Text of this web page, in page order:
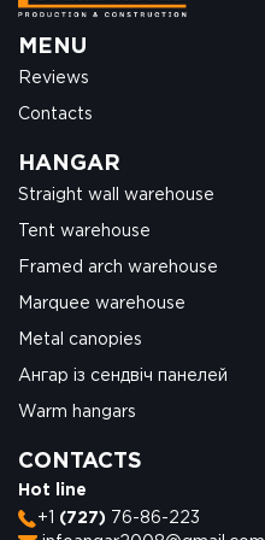
MENU
Reviews
Contacts
HANGAR
Straight wall warehouse
Tent warehouse
Framed arch warehouse
Marquee warehouse
Metal canopies
Ангар із сендвіч панелей
Warm hangars
CONTACTS
Hot line
+1 (727) 76-86-223